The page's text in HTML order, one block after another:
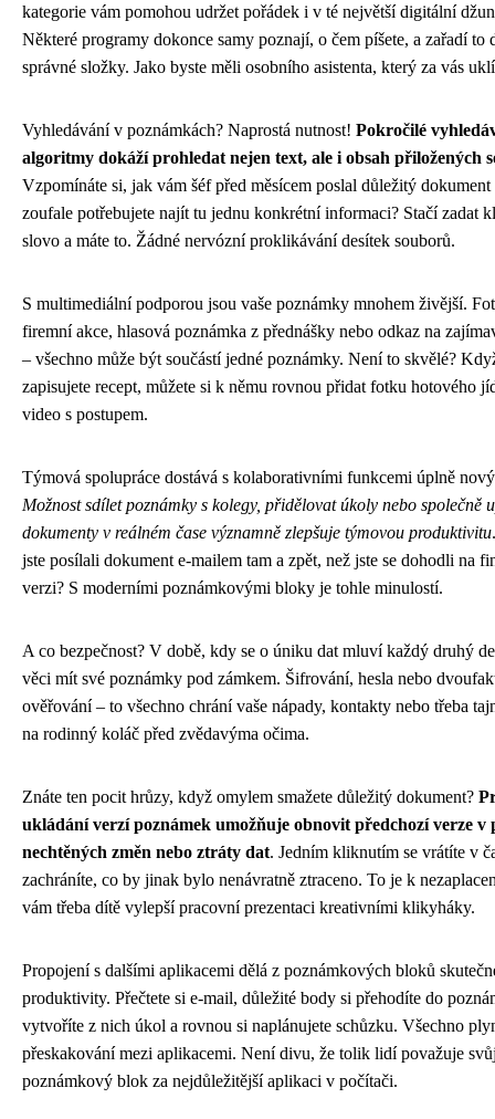
kategorie vám pomohou udržet pořádek i v té největší digitální
Některé programy dokonce samy poznají, o čem píšete, a zařadí to
správné složky. Jako byste měli osobního asistenta, který za vás
Vyhledávání v poznámkách? Naprostá nutnost! Pokročilé
algoritmy dokáží prohledat nejen text, ale i obsah přiložených
Vzpomínáte si, jak vám šéf před měsícem poslal důležitý
zoufale potřebujete najít tu jednu konkrétní informaci? Stačí zadat
slovo a máte to. Žádné nervózní proklikávání desítek souborů.
S multimediální podporou jsou vaše poznámky mnohem živější.
firemní akce, hlasová poznámka z přednášky nebo odkaz na
– všechno může být součástí jedné poznámky. Není to skvělé?
zapisujete recept, můžete si k němu rovnou přidat fotku hotového
video s postupem.
Týmová spolupráce dostává s kolaborativními funkcemi úplně
Možnost sdílet poznámky s kolegy, přidělovat úkoly nebo společně
dokumenty v reálném čase významně zlepšuje týmovou produktivitu
jste posílali dokument e-mailem tam a zpět, než jste se dohodli na
verzi? S moderními poznámkovými bloky je tohle minulostí.
A co bezpečnost? V době, kdy se o úniku dat mluví každý druhý
věci mít své poznámky pod zámkem. Šifrování, hesla nebo
ověřování – to všechno chrání vaše nápady, kontakty nebo třeba
na rodinný koláč před zvědavýma očima.
Znáte ten pocit hrůzy, když omylem smažete důležitý dokument?
ukládání verzí poznámek umožňuje obnovit předchozí verze v
nechtěných změn nebo ztráty dat. Jedním kliknutím se vrátíte v
zachráníte, co by jinak bylo nenávratně ztraceno. To je k
vám třeba dítě vylepší pracovní prezentaci kreativními klikyháky.
Propojení s dalšími aplikacemi dělá z poznámkových bloků
produktivity. Přečtete si e-mail, důležité body si přehodíte do
vytvoříte z nich úkol a rovnou si naplánujete schůzku. Všechno
přeskakování mezi aplikacemi. Není divu, že tolik lidí považuje
poznámkový blok za nejdůležitější aplikaci v počítači.